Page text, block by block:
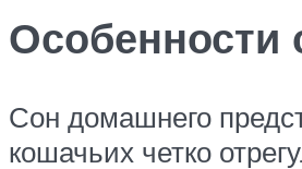
Особенности
Сон домашнего
кошачьих четко